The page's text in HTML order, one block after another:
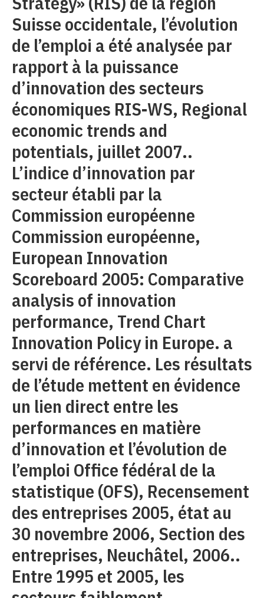
Suisse occidentale, l’évolution
de l’emploi a été analysée par
rapport à la puissance
d’innovation des secteurs
économiques RIS-WS, Regional
economic trends and
potentials, juillet 2007..
L’indice d’innovation par
secteur établi par la
Commission européenne
Commission européenne,
European Innovation
Scoreboard 2005: Comparative
analysis of innovation
performance, Trend Chart
Innovation Policy in Europe. a
servi de référence. Les résultats
de l’étude mettent en évidence
un lien direct entre les
performances en matière
d’innovation et l’évolution de
l’emploi Office fédéral de la
statistique (OFS), Recensement
des entreprises 2005, état au
30 novembre 2006, Section des
entreprises, Neuchâtel, 2006..
Entre 1995 et 2005, les